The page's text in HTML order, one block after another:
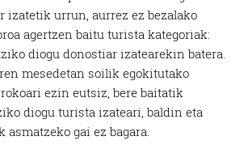
izatetik urrun, aurrez ez bezalako
agertzen baitu turista kategoriak:
diogu donostiar izatearekin batera.
mesedetan soilik egokitutako
ezin eutsiz, bere baitatik
diogu turista izateari, baldin eta
asmatzeko gai ez bagara.